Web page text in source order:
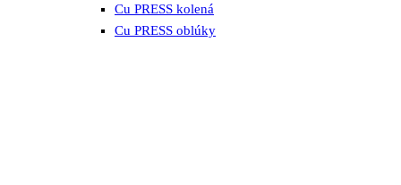
Cu PRESS kolená
Cu PRESS oblúky